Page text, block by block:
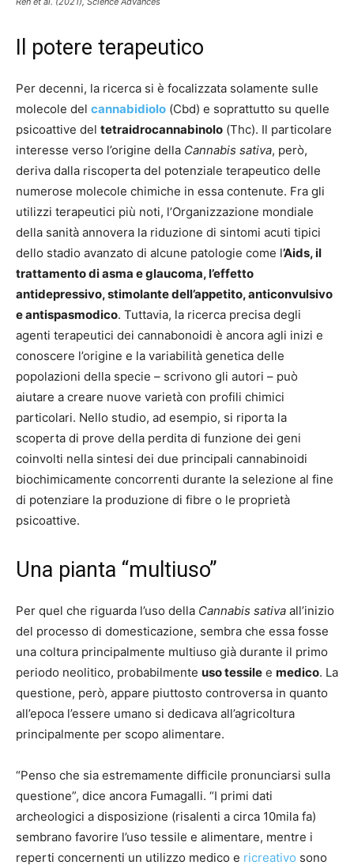
Il potere terapeutico
Per decenni, la ricerca si è focalizzata solamente sulle
molecole del cannabidiolo (Cbd) e soprattutto su quelle
psicoattive del tetraidrocannabinolo (Thc). Il particolare
interesse verso l’origine della Cannabis sativa, però,
deriva dalla riscoperta del potenziale terapeutico delle
numerose molecole chimiche in essa contenute. Fra gli
utilizzi terapeutici più noti, l’Organizzazione mondiale
della sanità annovera la riduzione di sintomi acuti tipici
dello stadio avanzato di alcune patologie come l’Aids, il
trattamento di asma e glaucoma, l’effetto
antidepressivo, stimolante dell’appetito, anticonvulsivo
e antispasmodico. Tuttavia, la ricerca precisa degli
agenti terapeutici dei cannabonoidi è ancora agli inizi e
conoscere l’origine e la variabilità genetica delle
popolazioni della specie – scrivono gli autori – può
aiutare a creare nuove varietà con profili chimici
particolari. Nello studio, ad esempio, si riporta la
scoperta di prove della perdita di funzione dei geni
coinvolti nella sintesi dei due principali cannabinoidi
biochimicamente concorrenti durante la selezione al fine
di potenziare la produzione di fibre o le proprietà
psicoattive.
Una pianta “multiuso”
Per quel che riguarda l’uso della Cannabis sativa all’inizio
del processo di domesticazione, sembra che essa fosse
una coltura principalmente multiuso già durante il primo
periodo neolitico, probabilmente uso tessile e medico. La
questione, però, appare piuttosto controversa in quanto
all’epoca l’essere umano si dedicava all’agricoltura
principalmente per scopo alimentare.
“Penso che sia estremamente difficile pronunciarsi sulla
questione”, dice ancora Fumagalli. “I primi dati
archeologici a disposizione (risalenti a circa 10mila fa)
sembrano favorire l’uso tessile e alimentare, mentre i
reperti concernenti un utilizzo medico e ricreativo sono